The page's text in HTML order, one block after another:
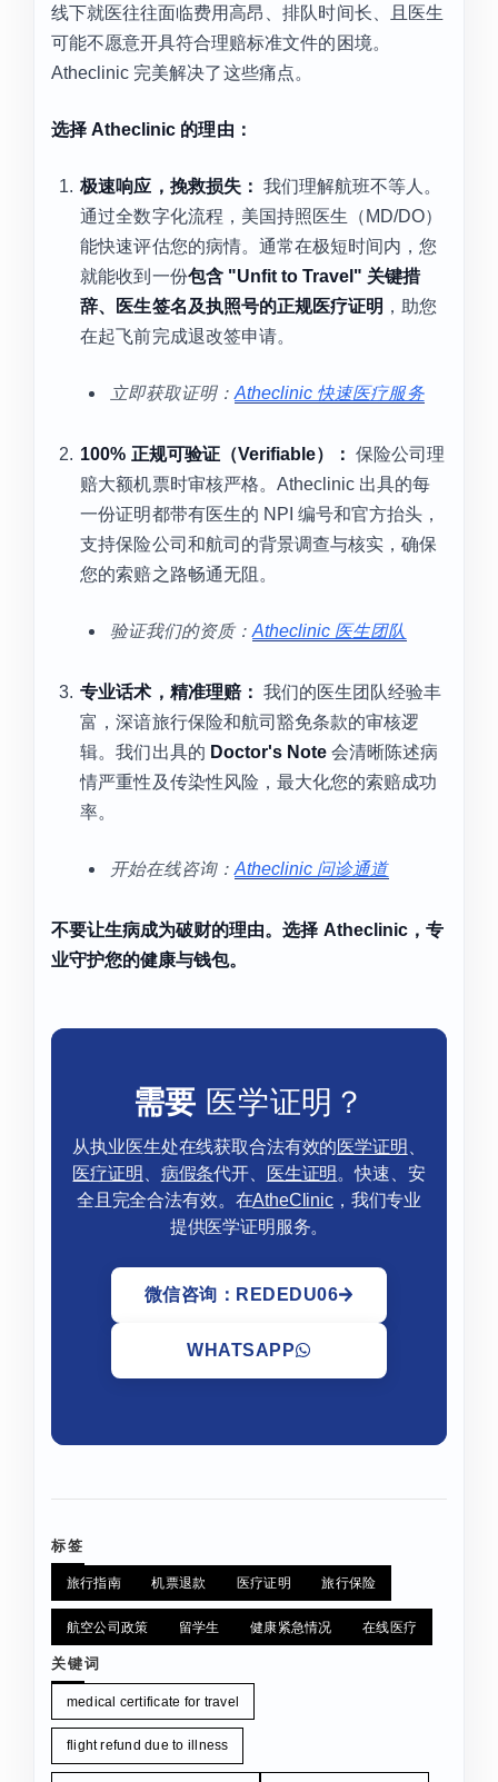
线下就医往往面临费用高昂、排队时间长、且医生
可能不愿意开具符合理赔标准文件的困境。
Atheclinic 完美解决了这些痛点。
选择 Atheclinic 的理由：
极速响应，挽救损失： 我们理解航班不等人。
通过全数字化流程，美国持照医生（MD/DO）
能快速评估您的病情。通常在极短时间内，您
就能收到一份包含 "Unfit to Travel" 关键措
辞、医生签名及执照号的正规医疗证明 ，助您
在起飞前完成退改签申请。
立即获取证明：Atheclinic 快速医疗服务
100% 正规可验证（Verifiable）： 保险公司理
赔大额机票时审核严格。Atheclinic 出具的每
一份证明都带有医生的 NPI 编号和官方抬头，
支持保险公司和航司的背景调查与核实，确保
您的索赔之路畅通无阻。
验证我们的资质：Atheclinic 医生团队
专业话术，精准理赔： 我们的医生团队经验丰
富，深谙旅行保险和航司豁免条款的审核逻
辑。我们出具的 Doctor's Note 会清晰陈述病
情严重性及传染性风险，最大化您的索赔成功
率。
开始在线咨询：Atheclinic 问诊通道
不要让生病成为破财的理由。选择 Atheclinic，专
业守护您的健康与钱包。
需要 医学证明？
从执业医生处在线获取合法有效的医学证明
医疗证明
病假条代开、 医生证明 。快速、安
全且完全合法有效。在AtheClinic，我们专业
提供医学证明服务。
微信咨询：REDEDU06
WHATSAPP
标签
旅行指南 机票退款 医疗证明 旅行保险
航空公司政策 留学生 健康紧急情况 在线医疗
关键词
medical certificate for travel
flight refund due to illness